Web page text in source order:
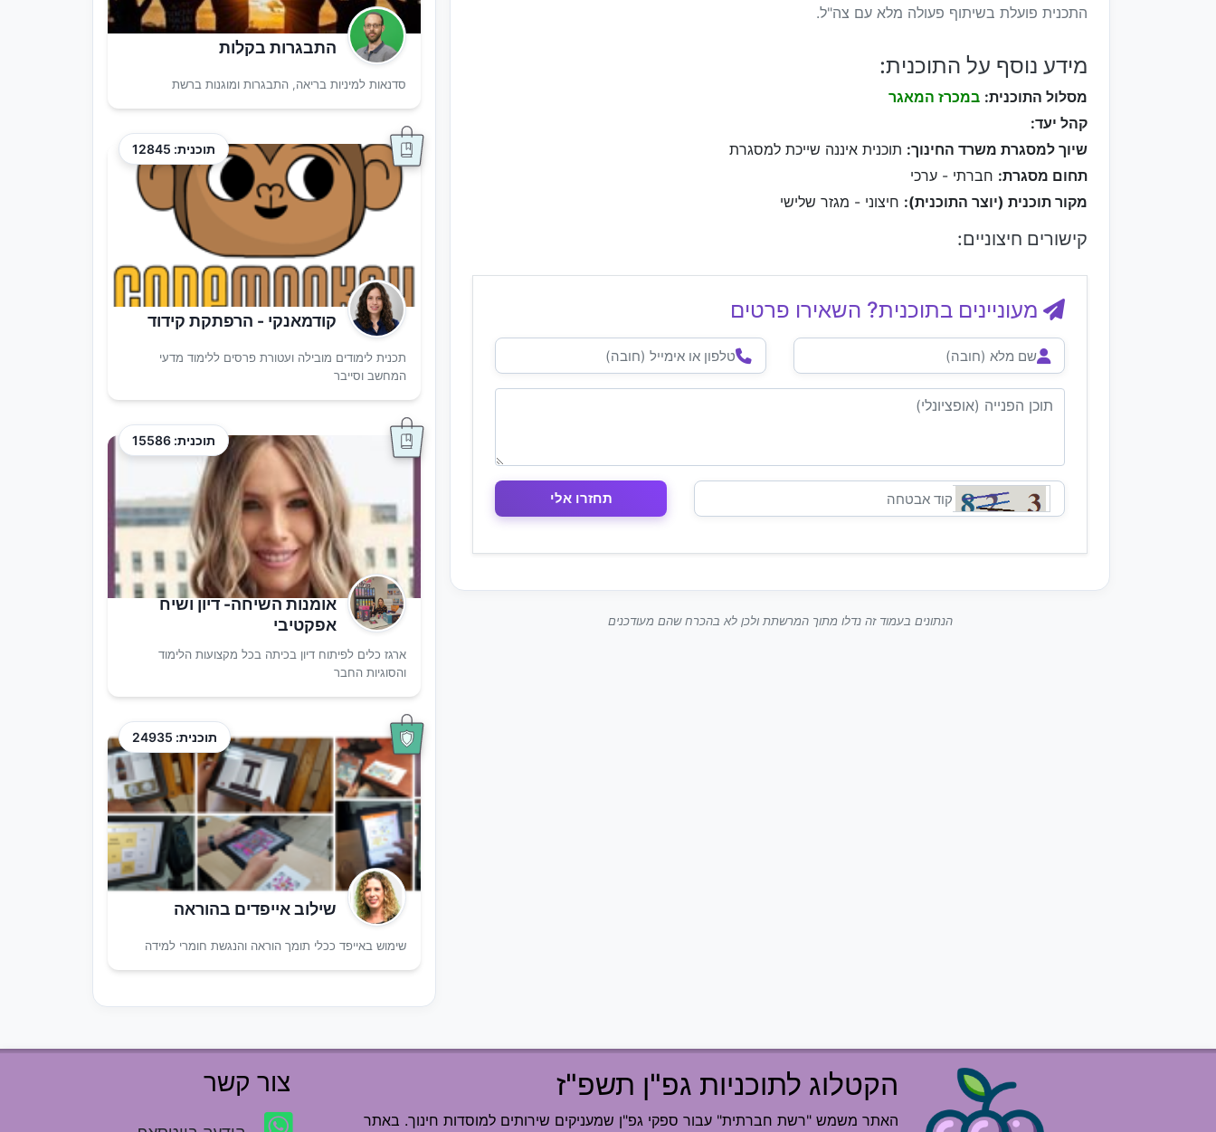
התכנית פועלת בשיתוף פעולה מלא עם צה"ל.
מידע נוסף על התוכנית:
מסלול התוכנית: במכרז המאגר
קהל יעד:
שיוך למסגרת משרד החינוך: תוכנית איננה שייכת למסגרת
תחום מסגרת: חברתי - ערכי
מקור תוכנית (יוצר התוכנית): חיצוני - מגזר שלישי
קישורים חיצוניים:
מעוניינים בתוכנית? השאירו פרטים
הנתונים בעמוד זה נדלו מתוך המרשתת ולכן לא בהכרח שהם מעודכנים
התבגרות בקלות
סדנאות למיניות בריאה, התבגרות ומוגנות ברשת
תוכנית: 12845
קודמאנקי - הרפתקת קידוד
תכנית לימודים מובילה ועטורת פרסים ללימוד מדעי
המחשב וסייבר
תוכנית: 15586
אומנות השיחה- דיון ושיח
אפקטיבי
ארגז כלים לפיתוח דיון בכיתה בכל מקצועות הלימוד
והסוגיות החבר
תוכנית: 24935
שילוב אייפדים בהוראה
שימוש באייפד ככלי תומך הוראה והנגשת חומרי למידה
הקטלוג לתוכניות גפ"ן תשפ"ז
האתר משמש "רשת חברתית" עבור ספקי גפ"ן שמעניקים שירותים למוסדות חינוך. באתר
צור קשר